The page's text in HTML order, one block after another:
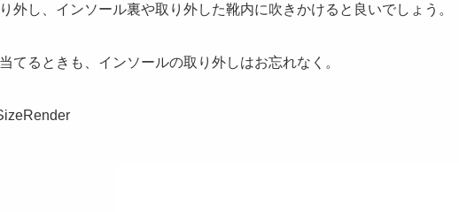
外し、インソール裏や取り外した靴内に吹きかけると良いでしょう。
てるときも、インソールの取り外しはお忘れなく。